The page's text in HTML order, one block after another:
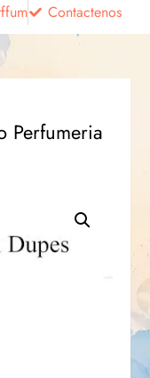
Contactenos
Perfumeria